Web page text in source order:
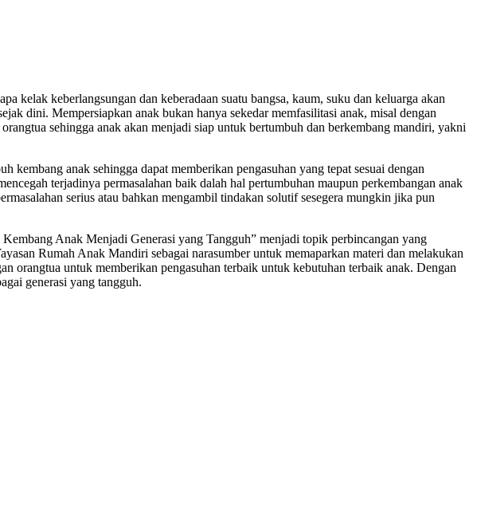
kelak keberlangsungan dan keberadaan suatu bangsa, kaum, suku dan keluarga akan
dini. Mempersiapkan anak bukan hanya sekedar memfasilitasi anak, misal dengan
sehingga anak akan menjadi siap untuk bertumbuh dan berkembang mandiri, yakni
anak sehingga dapat memberikan pengasuhan yang tepat sesuai dengan
terjadinya permasalahan baik dalah hal pertumbuhan maupun perkembangan anak
serius atau bahkan mengambil tindakan solutif sesegera mungkin jika pun
Anak Menjadi Generasi yang Tangguh” menjadi topik perbincangan yang
Rumah Anak Mandiri sebagai narasumber untuk memaparkan materi dan melakukan
orangtua untuk memberikan pengasuhan terbaik untuk kebutuhan terbaik anak. Dengan
generasi yang tangguh.